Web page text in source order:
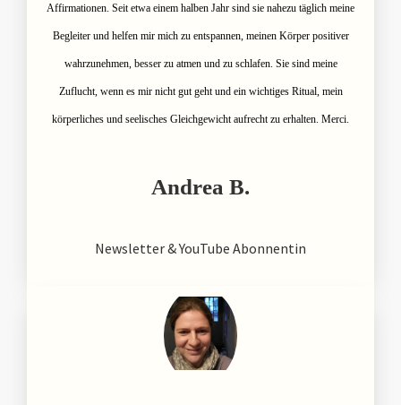
Affirmationen. Seit etwa einem halben Jahr sind sie nahezu täglich meine
Begleiter und helfen mir mich zu entspannen, meinen Körper positiver
wahrzunehmen, besser zu atmen und zu schlafen. Sie sind meine
Zuflucht, wenn es mir nicht gut geht und ein wichtiges Ritual, mein
körperliches und seelisches Gleichgewicht aufrecht zu erhalten. Merci.
Andrea B.
Newsletter & YouTube Abonnentin